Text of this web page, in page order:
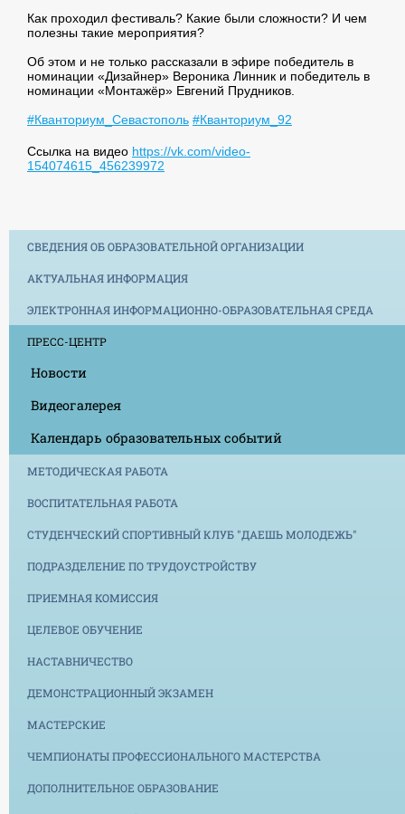
Как проходил фестиваль? Какие были сложности? И чем
полезны такие мероприятия?
Об этом и не только рассказали в эфире победитель в
номинации «Дизайнер» Вероника Линник и победитель в
номинации «Монтажёр» Евгений Прудников.
#Кванториум_Севастополь #Кванториум_92
Ссылка на видео https://vk.com/video-
154074615_456239972
СВЕДЕНИЯ ОБ ОБРАЗОВАТЕЛЬНОЙ ОРГАНИЗАЦИИ
АКТУАЛЬНАЯ ИНФОРМАЦИЯ
ЭЛЕКТРОННАЯ ИНФОРМАЦИОННО-ОБРАЗОВАТЕЛЬНАЯ СРЕДА
ПРЕСС-ЦЕНТР
Новости
Видеогалерея
Календарь образовательных событий
МЕТОДИЧЕСКАЯ РАБОТА
ВОСПИТАТЕЛЬНАЯ РАБОТА
СТУДЕНЧЕСКИЙ СПОРТИВНЫЙ КЛУБ "ДАЕШЬ МОЛОДЕЖЬ"
ПОДРАЗДЕЛЕНИЕ ПО ТРУДОУСТРОЙСТВУ
ПРИЕМНАЯ КОМИССИЯ
ЦЕЛЕВОЕ ОБУЧЕНИЕ
НАСТАВНИЧЕСТВО
ДЕМОНСТРАЦИОННЫЙ ЭКЗАМЕН
МАСТЕРСКИЕ
ЧЕМПИОНАТЫ ПРОФЕССИОНАЛЬНОГО МАСТЕРСТВА
ДОПОЛНИТЕЛЬНОЕ ОБРАЗОВАНИЕ